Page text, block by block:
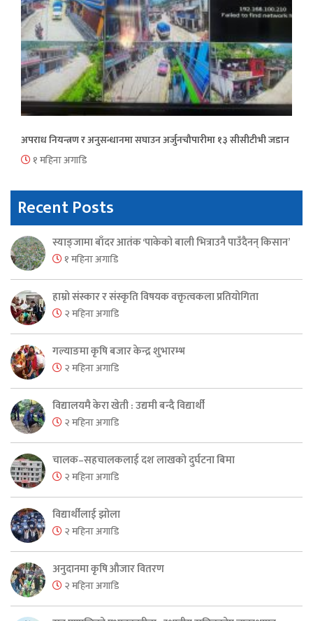
अपराध नियन्त्रण र अनुसन्धानमा सघाउन अर्जुनचौपारीमा १३ सीसीटीभी जडान
१ महिना अगाडि
Recent Posts
स्याङ्जामा बाँदर आतंक ‘पाकेको बाली भित्राउनै पाउँदैनन् किसान’
१ महिना अगाडि
हाम्रो संस्कार र संस्कृति विषयक वक्तृत्वकला प्रतियोगिता
२ महिना अगाडि
गल्याङमा कृषि बजार केन्द्र शुभारम्भ
२ महिना अगाडि
विद्यालयमै केरा खेती : उद्यमी बन्दै विद्यार्थी
२ महिना अगाडि
चालक–सहचालकलाई दश लाखको दुर्घटना बिमा
२ महिना अगाडि
विद्यार्थीलाई झोला
२ महिना अगाडि
अनुदानमा कृषि औजार वितरण
२ महिना अगाडि